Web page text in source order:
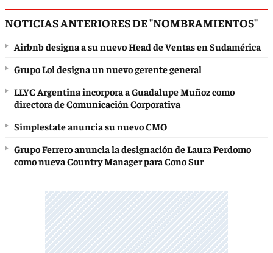
NOTICIAS ANTERIORES DE "NOMBRAMIENTOS"
Airbnb designa a su nuevo Head de Ventas en Sudamérica
Grupo Loi designa un nuevo gerente general
LLYC Argentina incorpora a Guadalupe Muñoz como
directora de Comunicación Corporativa
Simplestate anuncia su nuevo CMO
Grupo Ferrero anuncia la designación de Laura Perdomo
como nueva Country Manager para Cono Sur